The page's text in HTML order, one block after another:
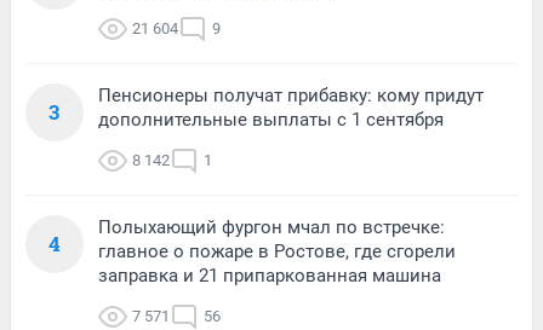
21 604 9
3
Пенсионеры получат прибавку: кому придут
дополнительные выплаты с 1 сентября
8 142 1
4
Полыхающий фургон мчал по встречке:
главное о пожаре в Ростове, где сгорели
заправка и 21 припаркованная машина
7 571 56